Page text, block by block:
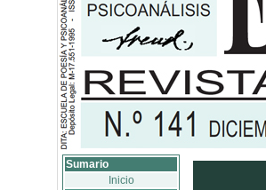
Sumario
Inicio